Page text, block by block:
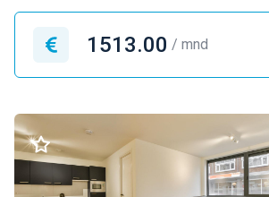
1513.00 / mnd